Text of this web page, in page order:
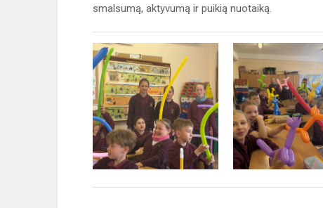
smalsumą, aktyvumą ir puikią nuotaiką.